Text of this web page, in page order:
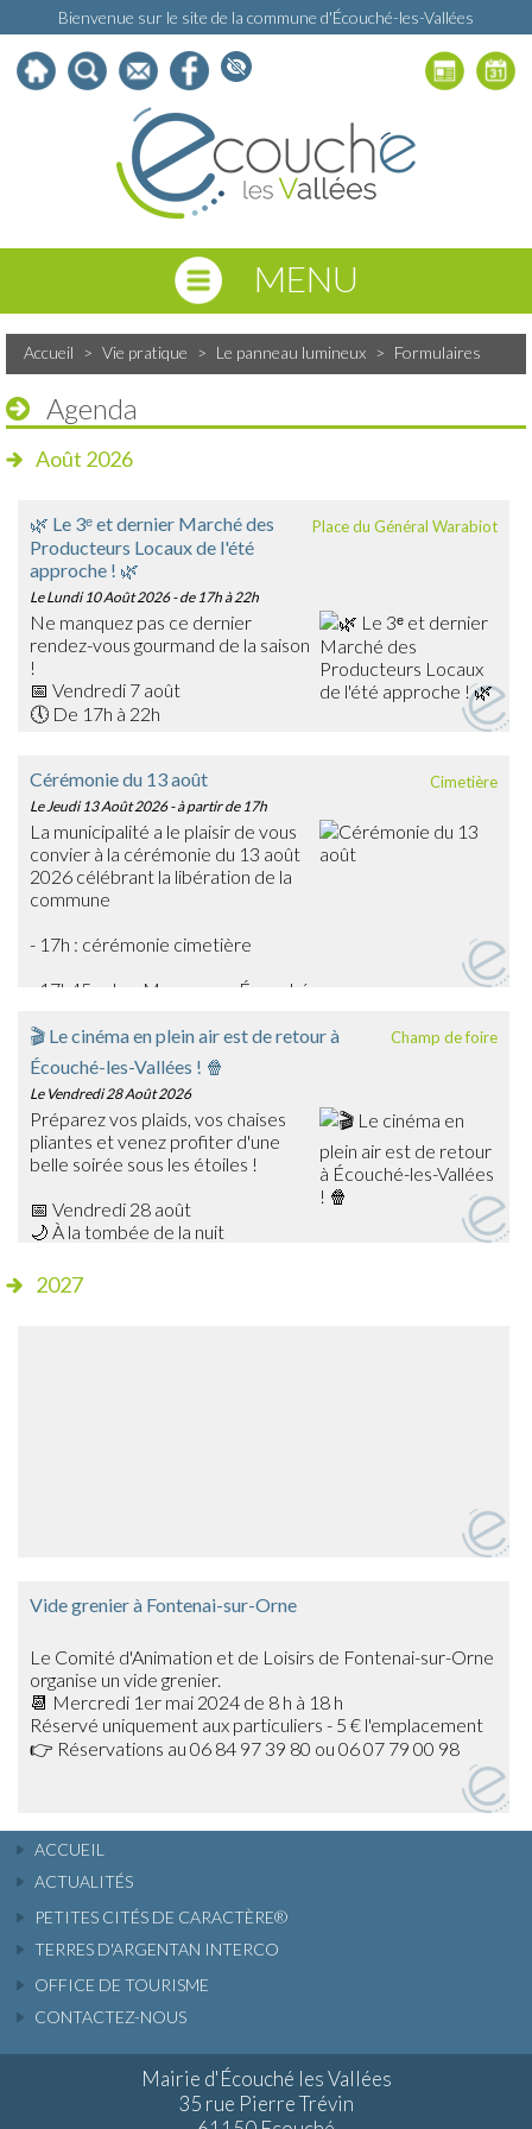
Bienvenue sur le site de la commune d'Écouché-les-Vallées
MENU
Accueil > Vie pratique > Le panneau lumineux > Formulaires
Agenda
Août 2026
Place du Général Warabiot
🌿 Le 3ᵉ et dernier Marché des
Producteurs Locaux de l'été
approche ! 🌿
Le Lundi 10 Août 2026- de 17h à 22h
Ne manquez pas ce dernier
rendez-vous gourmand de la saison
!
📅 Vendredi 7 août
🕔 De 17h à 22h
savoir-faire et faire le plein de produits frais, artisanaux et
de saison : confitures, boissons, œufs, légumes,
gourmandises… et bien d'autres trésors du terroir !
🎶 La soirée sera également animée en musique par
Emmanuel Toutain, pour une ambiance festive et
chaleureuse.
un agréable moment en famille ou entre amis et soutenir
➡️ On vous attend nombreux pour clôturer en beauté
cette belle saison des marchés !
Cimetière
Cérémonie du 13 août
Le Jeudi 13 Août 2026- à partir de 17h
La municipalité a le plaisir de vous
convier à la cérémonie du 13 août
2026 célébrant la libération de la
commune
- 17h : cérémonie cimetière
- 17h45 : char Massaoua - Écouché
Champ de foire
🎬 Le cinéma en plein air est de retour à
Écouché-les-Vallées ! 🍿
Le Vendredi 28 Août 2026
Préparez vos plaids, vos chaises
pliantes et venez profiter d'une
belle soirée sous les étoiles !
📅 Vendredi 28 août
🌙 À la tombée de la nuit
🎥 Cette année, découvrez Les Bad Guys, un film
2027
Vide grenier à Fontenai-sur-Orne
Le Comité d'Animation et de Loisirs de Fontenai-sur-Orne
organise un vide grenier.
📆 Mercredi 1er mai 2024 de 8 h à 18 h
Réservé uniquement aux particuliers - 5 € l'emplacement
👉 Réservations au 06 84 97 39 80 ou 06 07 79 00 98
ACCUEIL
ACTUALITÉS
PETITES CITÉS DE CARACTÈRE®
TERRES D'ARGENTAN INTERCO
OFFICE DE TOURISME
CONTACTEZ-NOUS
Mairie d'Écouché les Vallées
35 rue Pierre Trévin